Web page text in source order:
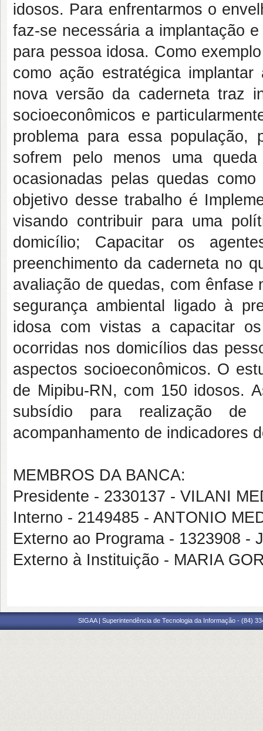
idosos. Para enfrentarmos o
faz-se necessária a implantação
para pessoa idosa. Como
como ação estratégica
nova versão da caderneta traz
socioeconômicos e
problema para essa
sofrem pelo menos uma
ocasionadas pelas quedas
objetivo desse trabalho é
visando contribuir para uma
domicílio; Capacitar os
preenchimento da caderneta no
avaliação de quedas, com ênfase
segurança ambiental ligado à
idosa com vistas a capacitar
ocorridas nos domicílios das
aspectos socioeconômicos. O
de Mipibu-RN, com 150 idosos.
subsídio para realização
acompanhamento de indicadores
MEMBROS DA BANCA:
Presidente - 2330137 - VILANI
Interno - 2149485 - ANTONIO
Externo ao Programa - 1323908 -
Externo à Instituição - MARIA
SIGAA | Superintendência de Tecnologia da Informação - (84)